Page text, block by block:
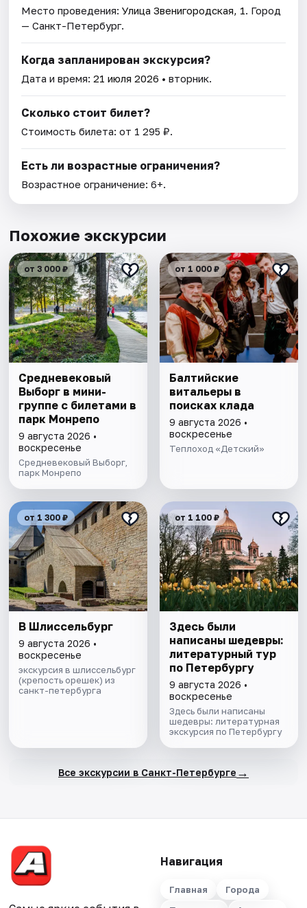
Место проведения:Улица Звенигородская, 1. Город
— Санкт-Петербург.
Когда запланирован экскурсия?
Дата и время:21 июля 2026 • вторник.
Сколько стоит билет?
Стоимость билета: от 1 295 ₽.
Есть ли возрастные ограничения?
Возрастное ограничение: 6+.
Похожие экскурсии
от 3 000 ₽
Cредневековый
Выборг в мини-
группе c билетами в
парк Монрепо
9 августа 2026 •
воскресенье
Средневековый Выборг,
парк Монрепо
от 1 000 ₽
Балтийские
витальеры в
поисках клада
9 августа 2026 •
воскресенье
Теплоход «Детский»
от 1 300 ₽
В Шлиссельбург
9 августа 2026 •
воскресенье
экскурсия в шлиссельбург
(крепость орешек) из
санкт-петербурга
от 1 100 ₽
Здесь были
написаны шедевры:
литературный тур
по Петербургу
9 августа 2026 •
воскресенье
Здесь были написаны
шедевры: литературная
экскурсия по Петербургу
Все экскурсии в Санкт-Петербурге →
Навигация
Главная
Города